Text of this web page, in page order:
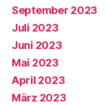
September 2023
Juli 2023
Juni 2023
Mai 2023
April 2023
März 2023